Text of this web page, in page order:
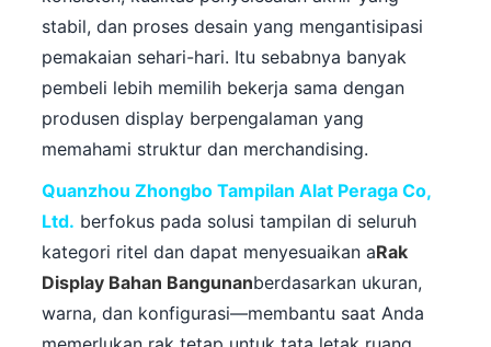
stabil, dan proses desain yang mengantisipasi
pemakaian sehari-hari. Itu sebabnya banyak
pembeli lebih memilih bekerja sama dengan
produsen display berpengalaman yang
memahami struktur dan merchandising.
Quanzhou Zhongbo Tampilan Alat Peraga Co,
Ltd. berfokus pada solusi tampilan di seluruh
kategori ritel dan dapat menyesuaikan aRak
Display Bahan Bangunanberdasarkan ukuran,
warna, dan konfigurasi—membantu saat Anda